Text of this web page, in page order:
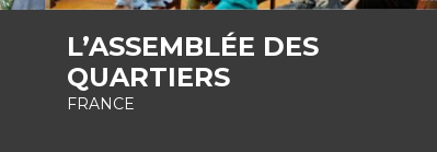
L’ASSEMBLÉE DES
QUARTIERS
FRANCE